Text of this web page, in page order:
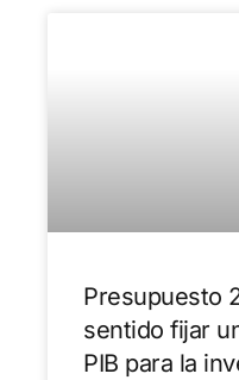
Presupuesto
sentido fijar
PIB para la